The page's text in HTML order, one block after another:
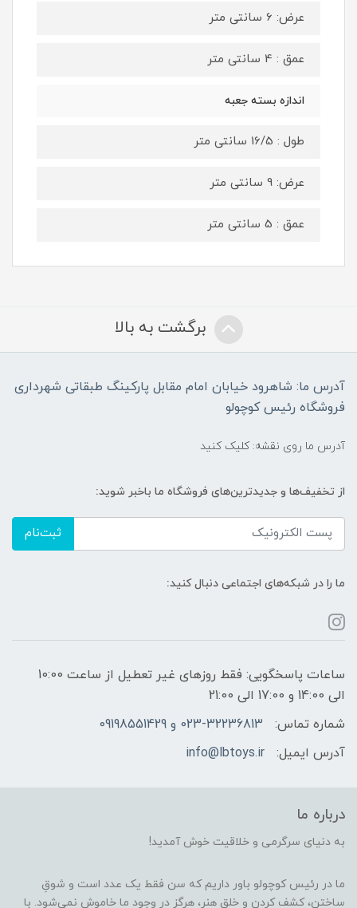
عرض: 6 سانتی متر
عمق : 4 سانتی متر
اندازه بسته جعبه
طول : 16/5 سانتی متر
عرض: 9 سانتی متر
عمق : 5 سانتی متر
برگشت به بالا
آدرس ما: شاهرود خیابان امام مقابل پارکینگ طبقاتی شهرداری
فروشگاه رئیس کوچولو
آدرس ما روی نقشه: کلیک کنید
از تخفیف‌ها و جدیدترین‌های فروشگاه ما باخبر شوید:
ثبت‌نام
ما را در شبکه‌های اجتماعی دنبال کنید:
ساعات پاسخگویی: فقط روزهای غیر تعطیل از ساعت 10:00
الی 14:00 و 17:00 الی 21:00
شماره تماس:
023-32236813 و 09198551429
آدرس ایمیل:
info@lbtoys.ir
درباره ما
به دنیای سرگرمی و خلاقیت خوش آمدید!
ما در رئیس کوچولو باور داریم که سن فقط یک عدد است و شوقِ
ساختن، کشف کردن و خلق هنر، هرگز در وجود ما خاموش نمی‌شود. با